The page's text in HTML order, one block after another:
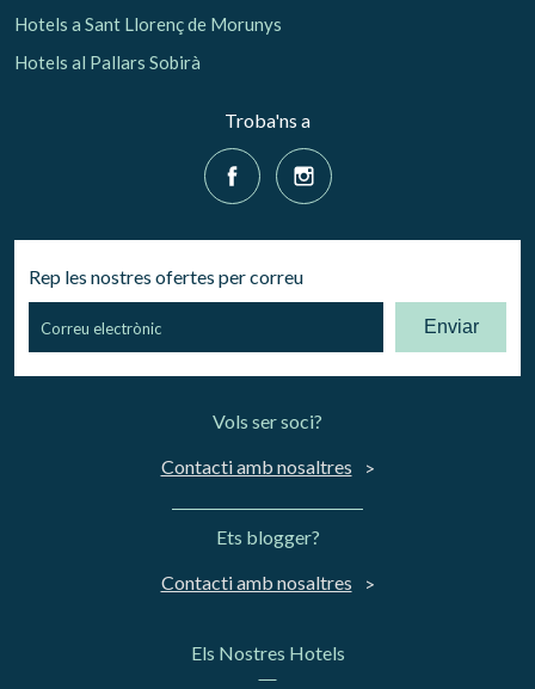
Hotels a Sant Llorenç de Morunys
Hotels al Pallars Sobirà
Troba'ns a
Rep les nostres ofertes per correu
Enviar
Vols ser soci?
Contacti amb nosaltres
Ets blogger?
Contacti amb nosaltres
Els Nostres Hotels